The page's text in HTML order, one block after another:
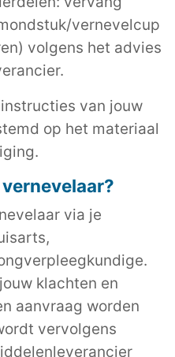
vernevelcup
volgens het advies
van jouw
op het materiaal
via je
klachten en
aanvraag worden
vervolgens